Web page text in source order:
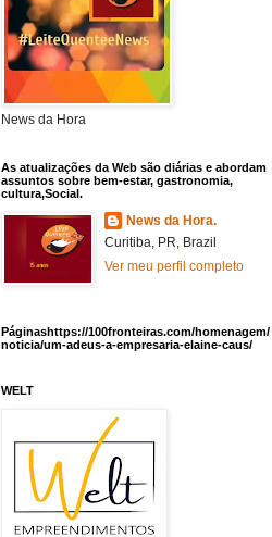
News da Hora
As atualizações da Web são diárias e abordam
assuntos sobre bem-estar, gastronomia,
cultura,Social.
News da Hora.
Curitiba, PR, Brazil
Ver meu perfil completo
Páginashttps://100fronteiras.com/homenagem/
noticia/um-adeus-a-empresaria-elaine-caus/
WELT